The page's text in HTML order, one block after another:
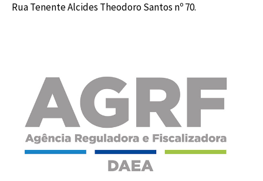
Rua Tenente Alcides Theodoro Santos nº 70.